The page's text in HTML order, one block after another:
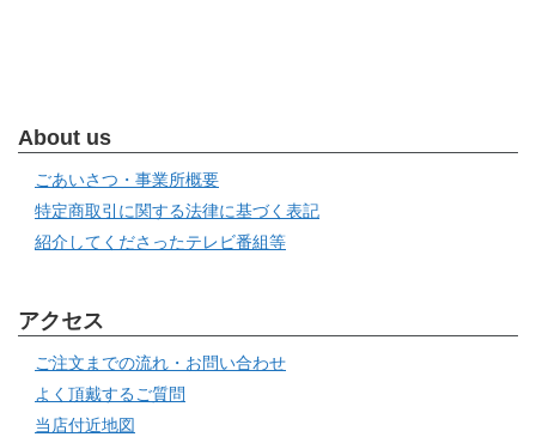
About us
ごあいさつ・事業所概要
特定商取引に関する法律に基づく表記
紹介してくださったテレビ番組等
アクセス
ご注文までの流れ・お問い合わせ
よく頂戴するご質問
当店付近地図